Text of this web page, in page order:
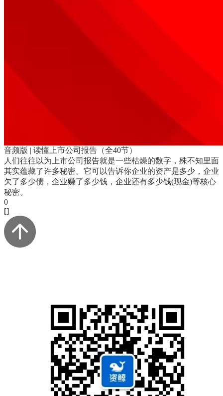
音频版 | 读懂上市公司报告（全40节）
人们往往以为上市公司报告就是一些枯燥的数字，殊不知里面
其实蕴藏了许多秘密。它可以告诉你企业的资产是多少，企业
欠了多少债，企业赚了多少钱，企业还有多少钱(现金)等核心
秘密。
0
[]